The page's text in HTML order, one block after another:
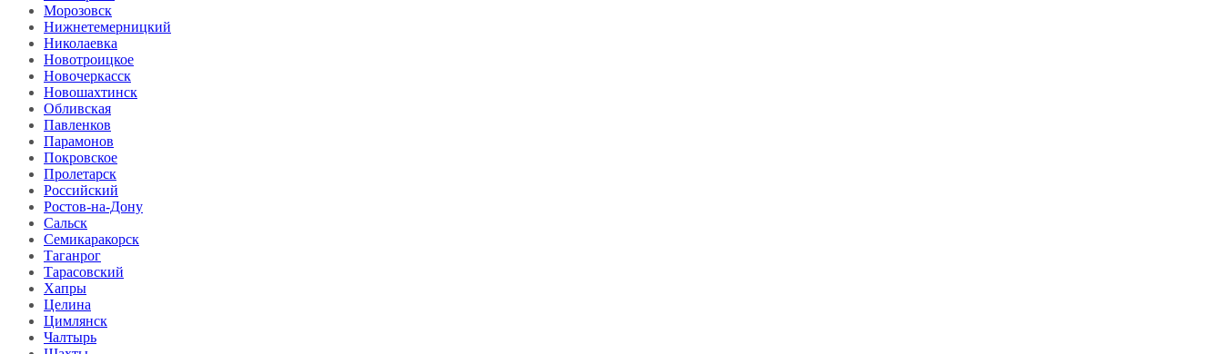
Морозовск
Нижнетемерницкий
Николаевка
Новотроицкое
Новочеркасск
Новошахтинск
Обливская
Павленков
Парамонов
Покровское
Пролетарск
Российский
Ростов-на-Дону
Сальск
Семикаракорск
Таганрог
Тарасовский
Хапры
Целина
Цимлянск
Чалтырь